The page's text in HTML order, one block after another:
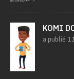
KOMI
a publié